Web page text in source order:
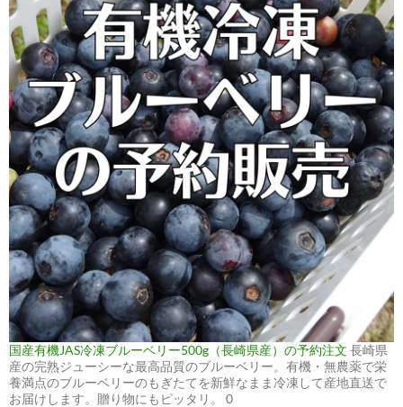
国産有機JAS冷凍ブルーベリー500g（長崎県産）の予約注文 長崎県
産の完熟ジューシーな最高品質のブルーベリー。有機・無農薬で栄
養満点のブルーベリーのもぎたてを新鮮なまま冷凍して産地直送で
お届けします。贈り物にもピッタリ。 0